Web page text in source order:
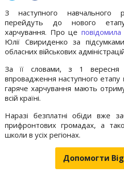
З наступного навчального
перейдуть до нового
харчування. Про це
Юлії Свириденко за
обласних військових
За її словами, з 1 вересня
впровадження наступного етапу
гаряче харчування мають
всій країні.
Наразі безплатні обіди вже
прифронтових громадах, а
школи в усіх регіонах.
Допомогти